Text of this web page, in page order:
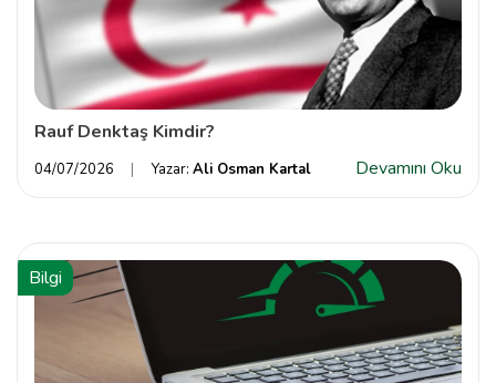
Rauf Denktaş Kimdir?
04/07/2026 Yazar: Ali Osman Kartal Devamını Oku
Bilgi